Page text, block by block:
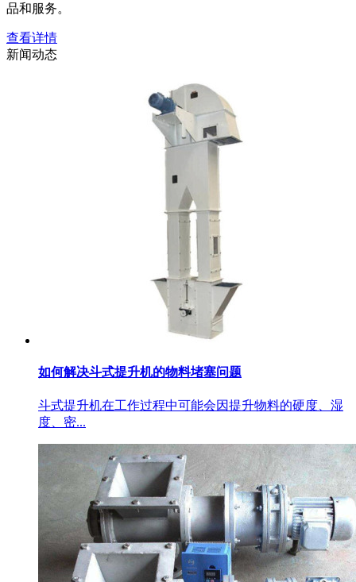
品和服务。
查看详情
新闻动态
如何解决斗式提升机的物料堵塞问题
斗式提升机在工作过程中可能会因提升物料的硬度、湿
度、密...